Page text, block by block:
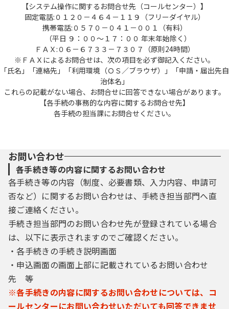
【システム操作に関するお問合せ先（コールセンター）】
固定電話:０１２０－４６４－１１９（フリーダイヤル）
携帯電話:０５７０－０４１－００１（有料）
（平日 ９：００～１７：００ 年末年始除く）
ＦＡＸ:０６－６７３３－７３０７（原則24時間）
※ＦＡＸによるお問合せは、次の項目を必ず御記入ください。
「氏名」「連絡先」「利用環境（ＯＳ／ブラウザ）」「申請・届出先自
治体名」
これらの記載がない場合、お問合せに回答できない場合があります。
【各手続の事務的な内容に関するお問合せ先】
各手続の担当課にお問合せください。
お問い合わせ
各手続き等の内容に関するお問い合わせ
各手続き等の内容（制度、必要書類、入力内容、申請可
否など）に関するお問い合わせは、手続き担当部門へ直
接ご連絡ください。
手続き担当部門のお問い合わせ先が登録されている場合
は、以下に表示されますのでご確認ください。
・各手続きの手続き説明画面
・申込画面の画面上部に記載されているお問い合わせ
先 等
※各手続きの内容に関するお問い合わせについては、コ
ールセンターにお問い合わせいただいても回答できませ